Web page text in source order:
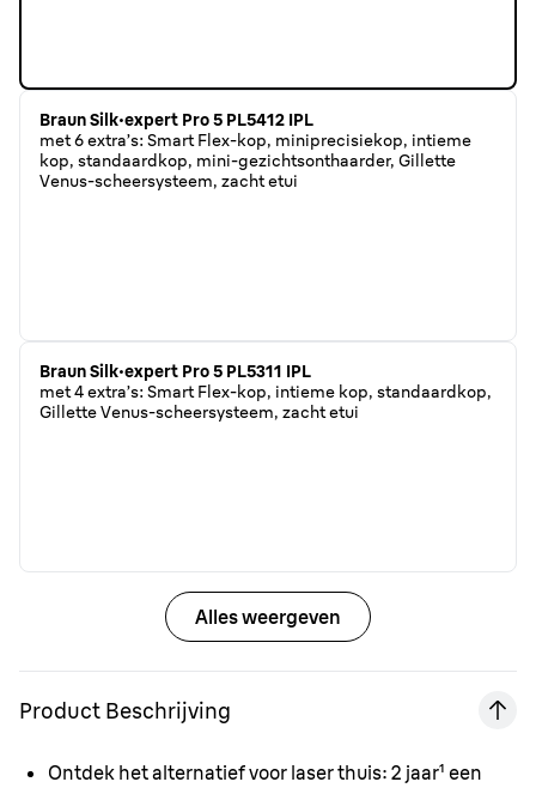
Braun Silk·expert Pro 5 PL5412 IPL
met 6 extra’s: Smart Flex-kop, miniprecisiekop, intieme
kop, standaardkop, mini-gezichtsonthaarder, Gillette
Venus-scheersysteem, zacht etui
Braun Silk·expert Pro 5 PL5311 IPL
met 4 extra’s: Smart Flex-kop, intieme kop, standaardkop,
Gillette Venus-scheersysteem, zacht etui
Alles weergeven
Product Beschrijving
Ontdek het alternatief voor laser thuis: 2 jaar¹ een